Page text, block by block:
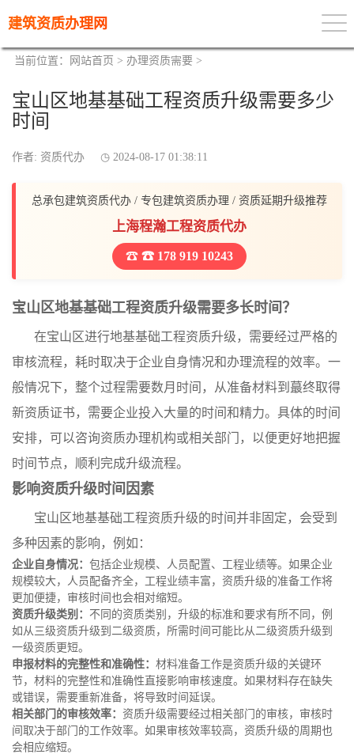
建筑资质办理网
当前位置： 网站首页 > 办理资质需要 >
宝山区地基基础工程资质升级需要多少
时间
作者: 资质代办 2024-08-17 01:38:11
总承包建筑资质代办 / 专包建筑资质办理 / 资质延期升级推荐
上海程瀚工程资质代办
☎ 178 919 10243
宝山区地基基础工程资质升级需要多长时间？
在宝山区进行地基基础工程资质升级，需要经过严格的
审核流程，耗时取决于企业自身情况和办理流程的效率。一
般情况下，整个过程需要数月时间，从准备材料到蕞终取得
新资质证书，需要企业投入大量的时间和精力。具体的时间
安排，可以咨询资质办理机构或相关部门，以便更好地把握
时间节点，顺利完成升级流程。
影响资质升级时间因素
宝山区地基基础工程资质升级的时间并非固定，会受到
多种因素的影响，例如：
企业自身情况： 包括企业规模、人员配置、工程业绩等。如果企业
规模较大，人员配备齐全，工程业绩丰富，资质升级的准备工作将
更加便捷，审核时间也会相对缩短。
资质升级类别： 不同的资质类别，升级的标准和要求有所不同，例
如从三级资质升级到二级资质，所需时间可能比从二级资质升级到
一级资质更短。
申报材料的完整性和准确性： 材料准备工作是资质升级的关键环
节，材料的完整性和准确性直接影响审核速度。如果材料存在缺失
或错误，需要重新准备，将导致时间延误。
相关部门的审核效率： 资质升级需要经过相关部门的审核，审核时
间取决于部门的工作效率。如果审核效率较高，资质升级的周期也
会相应缩短。